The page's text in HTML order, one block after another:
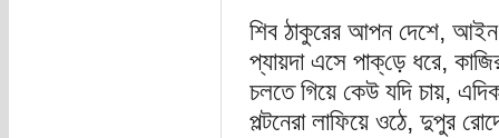
শিব ঠাকুরের আপন দেশে, আইন
প্যায়দা এসে পাক্‌ড়ে ধরে,
চলতে গিয়ে কেউ যদি চায়,
পল্টনেরা লাফিয়ে ওঠে, দুপুর